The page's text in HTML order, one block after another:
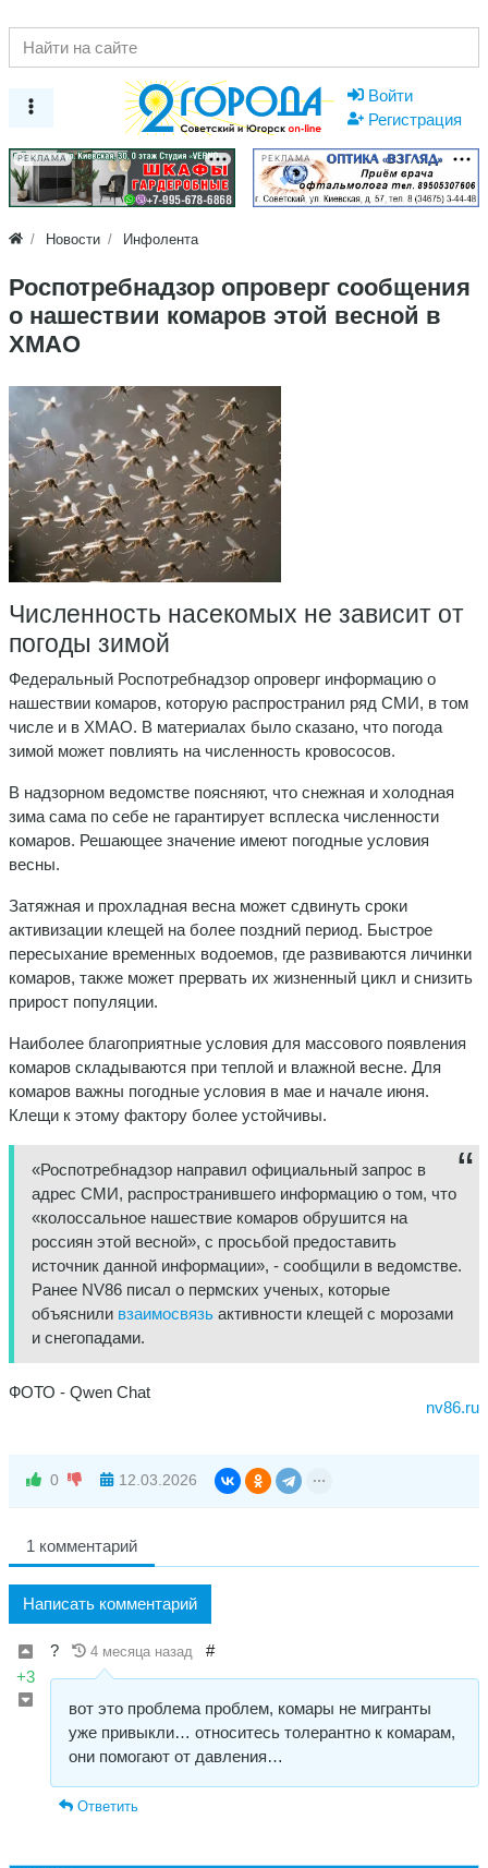
Войти
Регистрация
РЕКЛАМА РЕКЛАМА
Новости Инфолента
Роспотребнадзор опроверг сообщения
о нашествии комаров этой весной в
ХМАО
Численность насекомых не зависит от
погоды зимой
Федеральный Роспотребнадзор опроверг информацию о
нашествии комаров, которую распространил ряд СМИ, в том
числе и в ХМАО. В материалах было сказано, что погода
зимой может повлиять на численность кровососов.
В надзорном ведомстве поясняют, что снежная и холодная
зима сама по себе не гарантирует всплеска численности
комаров. Решающее значение имеют погодные условия
весны.
Затяжная и прохладная весна может сдвинуть сроки
активизации клещей на более поздний период. Быстрое
пересыхание временных водоемов, где развиваются личинки
комаров, также может прервать их жизненный цикл и снизить
прирост популяции.
Наиболее благоприятные условия для массового появления
комаров складываются при теплой и влажной весне. Для
комаров важны погодные условия в мае и начале июня.
Клещи к этому фактору более устойчивы.
«Роспотребнадзор направил официальный запрос в
адрес СМИ, распространившего информацию о том, что
«колоссальное нашествие комаров обрушится на
россиян этой весной», с просьбой предоставить
источник данной информации», - сообщили в ведомстве.
Ранее NV86 писал о пермских ученых, которые
объяснили взаимосвязь активности клещей с морозами
и снегопадами.
ФОТО - Qwen Chat
nv86.ru
0 12.03.2026
1 комментарий
Написать комментарий
+3
? 4 месяца назад #
вот это проблема проблем, комары не мигранты
уже привыкли… относитесь толерантно к комарам,
они помогают от давления…
Ответить